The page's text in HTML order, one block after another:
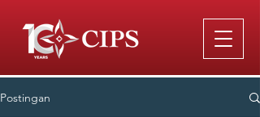
Postingan